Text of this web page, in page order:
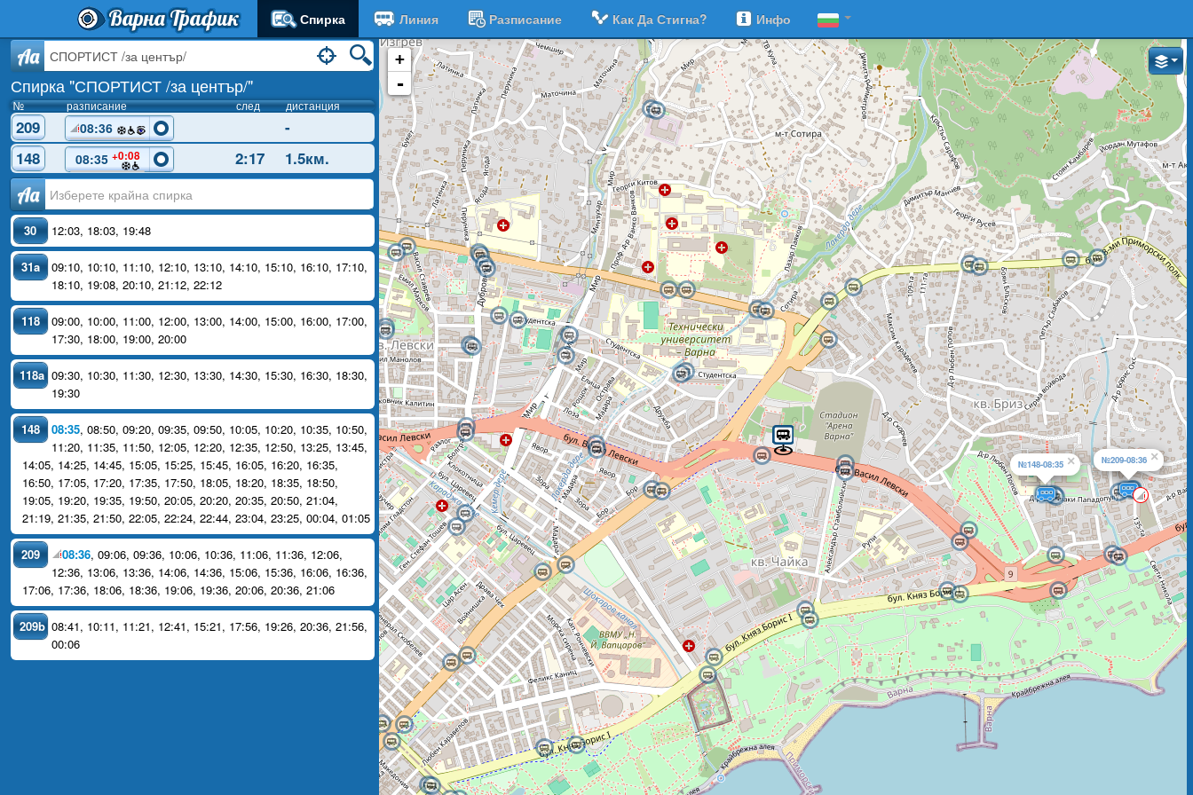
Варна Трафик Спирка Линия Разписание Как Да Стигна? Инфо
Aa
Спирка "СПОРТИСТ /за център/"
№ разписание след дистанция
209 08:36
-
148
08:35 +0:08 2:17 1.5км.
Аа
30 12:03, 18:03, 19:48
31a 09:10, 10:10, 11:10, 12:10, 13:10, 14:10, 15:10, 16:10, 17:10,
18:10, 19:08, 20:10, 21:12, 22:12
118 09:00, 10:00, 11:00, 12:00, 13:00, 14:00, 15:00, 16:00, 17:00,
17:30, 18:00, 19:00, 20:00
118a 09:30, 10:30, 11:30, 12:30, 13:30, 14:30, 15:30, 16:30, 18:30,
19:30
148 08:35, 08:50, 09:20, 09:35, 09:50, 10:05, 10:20, 10:35, 10:50,
11:20, 11:35, 11:50, 12:05, 12:20, 12:35, 12:50, 13:25, 13:45,
14:05, 14:25, 14:45, 15:05, 15:25, 15:45, 16:05, 16:20, 16:35,
16:50, 17:05, 17:20, 17:35, 17:50, 18:05, 18:20, 18:35, 18:50,
19:05, 19:20, 19:35, 19:50, 20:05, 20:20, 20:35, 20:50, 21:04,
21:19, 21:35, 21:50, 22:05, 22:24, 22:44, 23:04, 23:25, 00:04, 01:05
209 08:36, 09:06, 09:36, 10:06, 10:36, 11:06, 11:36, 12:06,
12:36, 13:06, 13:36, 14:06, 14:36, 15:06, 15:36, 16:06, 16:36,
17:06, 17:36, 18:06, 18:36, 19:06, 19:36, 20:06, 20:36, 21:06
209b 08:41, 10:11, 11:21, 12:41, 15:21, 17:56, 19:26, 20:36, 21:56,
00:06
×
№209-08:36
×
№148-08:35
+
-